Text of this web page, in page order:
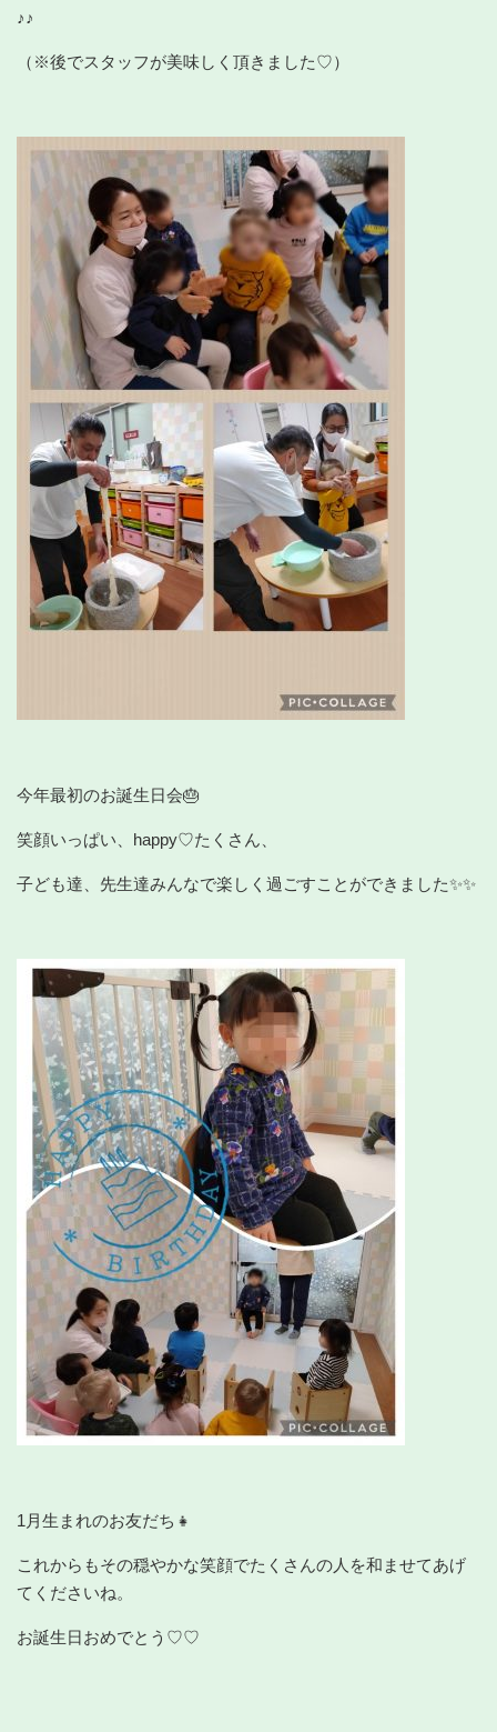
♪♪
（※後でスタッフが美味しく頂きました♡）
今年最初のお誕生日会🎂
笑顔いっぱい、happy♡たくさん、
子ども達、先生達みんなで楽しく過ごすことができました✨✨
1月生まれのお友だち👧
これからもその穏やかな笑顔でたくさんの人を和ませてあげ
てくださいね。
お誕生日おめでとう♡♡